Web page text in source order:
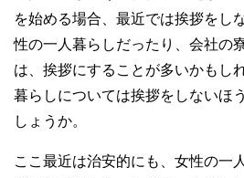
を始める場合、最近では挨拶をし
性の一人暮らしだったり、会社の
は、挨拶にすることが多いかもし
暮らしについては挨拶をしないほ
しょうか。
ここ最近は治安的にも、女性の一